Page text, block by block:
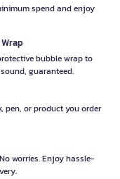
spend and enjoy
bubble wrap to
guaranteed.
pen, or product you order
worries. Enjoy hassle-